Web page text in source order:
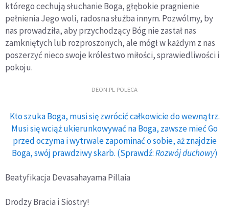
którego cechują słuchanie Boga, głębokie pragnienie
pełnienia Jego woli, radosna służba innym. Pozwólmy, by
nas prowadziła, aby przychodzący Bóg nie zastał nas
zamkniętych lub rozproszonych, ale mógł w każdym z nas
poszerzyć nieco swoje królestwo miłości, sprawiedliwości i
pokoju.
DEON.PL POLECA
Kto szuka Boga, musi się zwrócić całkowicie do wewnątrz.
Musi się wciąż ukierunkowywać na Boga, zawsze mieć Go
przed oczyma i wytrwale zapominać o sobie, aż znajdzie
Boga, swój prawdziwy skarb. (Sprawdź:Rozwój duchowy)
Beatyfikacja Devasahayama Pillaia
Drodzy Bracia i Siostry!